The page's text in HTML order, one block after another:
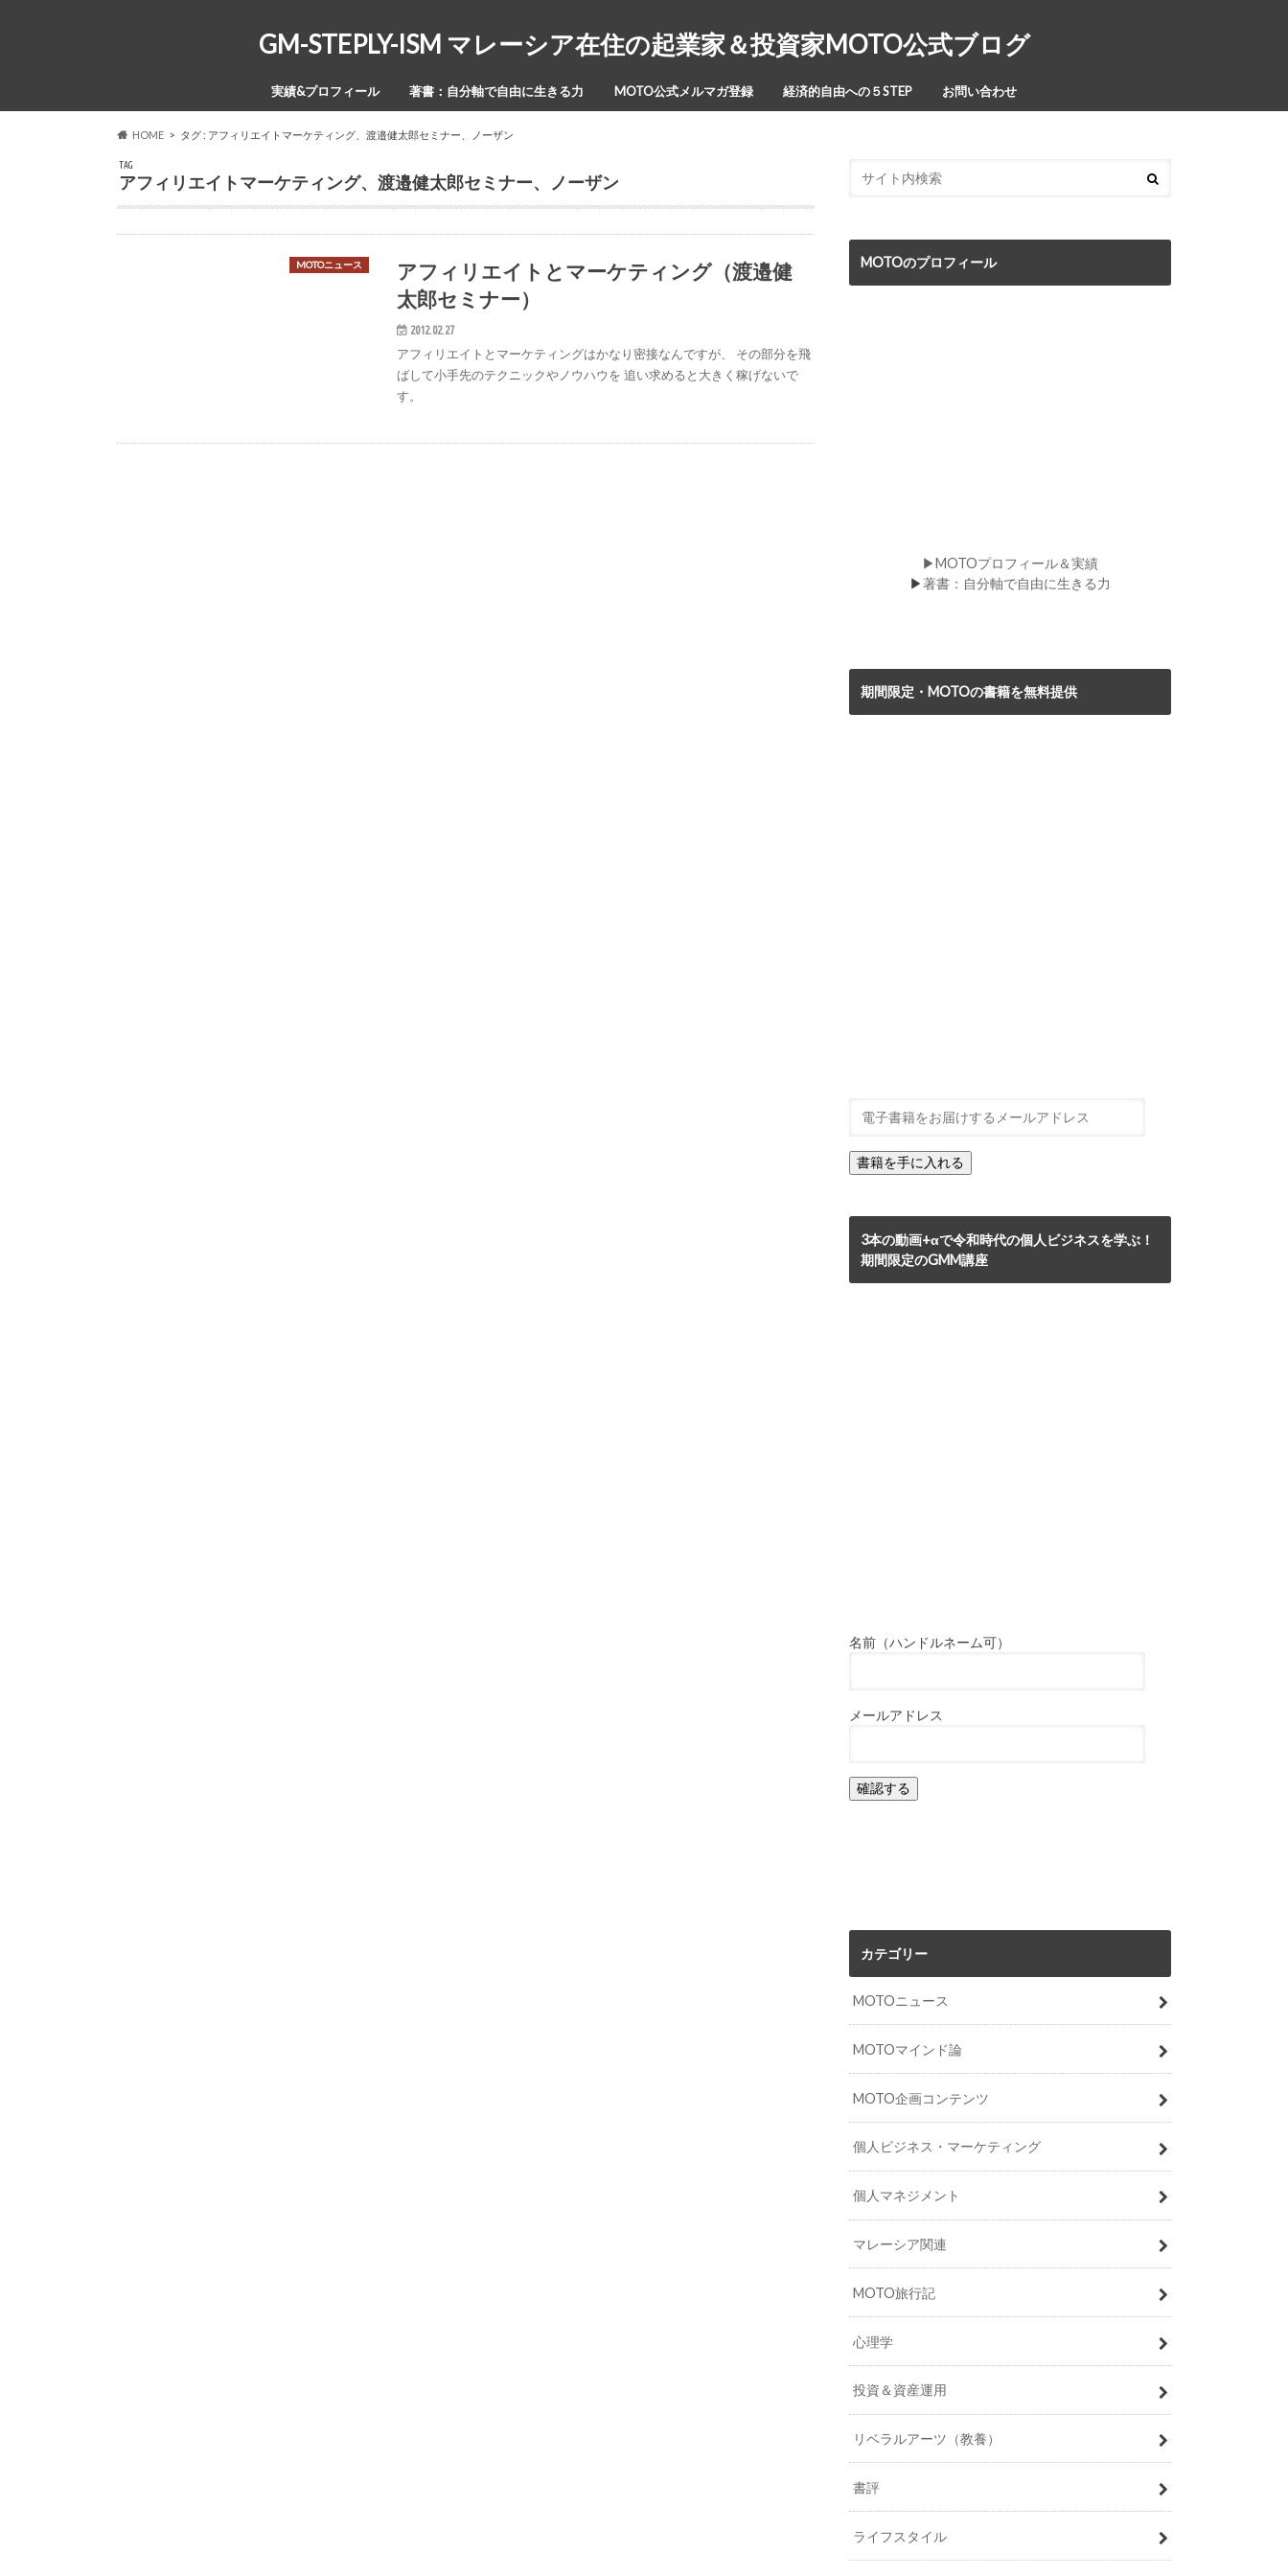
GM-STEPLY-ISM マレーシア在住の起業家＆投資家MOTO公式ブログ
実績&プロフィール 著書：自分軸で自由に生きる力 MOTO公式メルマガ登録 経済的自由への５STEP お問い合わせ
HOME タグ : アフィリエイトマーケティング、渡邉健太郎セミナー、ノーザン
TAG
アフィリエイトマーケティング、渡邉健太郎セミナー、ノーザン
MOTOニュース
アフィリエイトとマーケティング（渡邉健
太郎セミナー）
2012.02.27
アフィリエイトとマーケティングはかなり密接なんですが、 その部分を飛
ばして小手先のテクニックやノウハウを 追い求めると大きく稼げないで
す。
MOTOのプロフィール
▶MOTOプロフィール＆実績
▶著書：自分軸で自由に生きる力
期間限定・MOTOの書籍を無料提供
3本の動画+αで令和時代の個人ビジネスを学ぶ！
期間限定のGMM講座
名前（ハンドルネーム可）
メールアドレス
カテゴリー
MOTOニュース
MOTOマインド論
MOTO企画コンテンツ
個人ビジネス・マーケティング
個人マネジメント
マレーシア関連
MOTO旅行記
心理学
投資＆資産運用
リベラルアーツ（教養）
書評
ライフスタイル